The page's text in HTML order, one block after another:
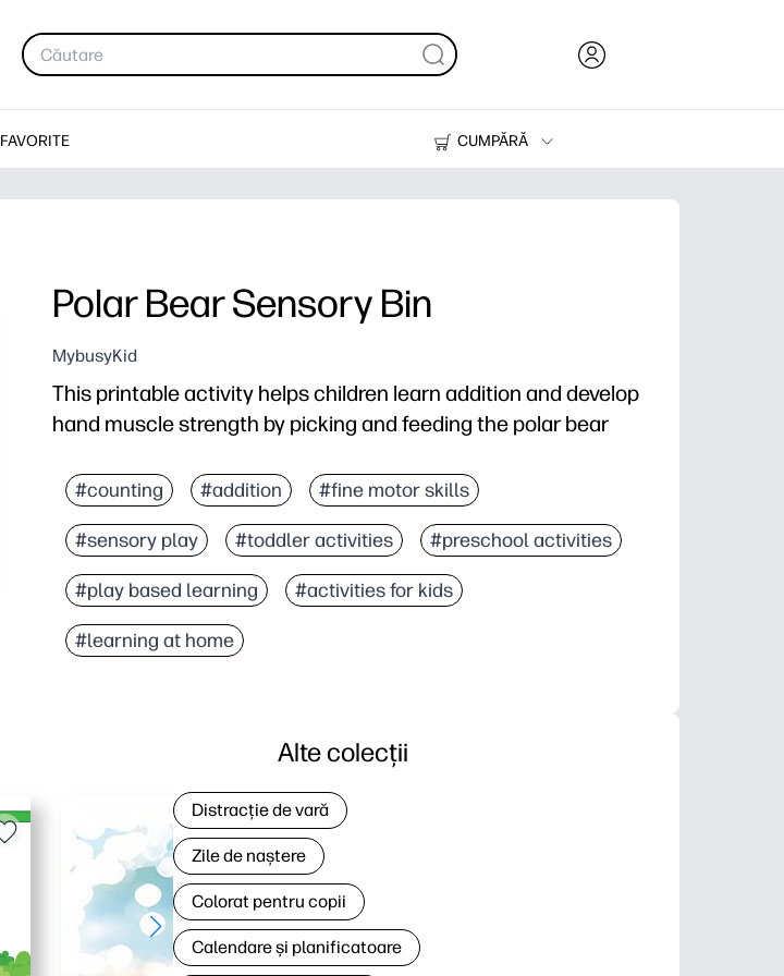
FAVORITE
CUMPĂRĂ
Imprimante
Polar Bear Sensory Bin
MybusyKid
This printable activity helps children learn addition and develop
hand muscle strength by picking and feeding the polar bear
#counting #addition #fine motor skills
#sensory play #toddler activities #preschool activities
#play based learning #activities for kids
#learning at home
Alte colecții
Distracție de vară
Zile de naștere
Colorat pentru copii
Calendare și planificatoare